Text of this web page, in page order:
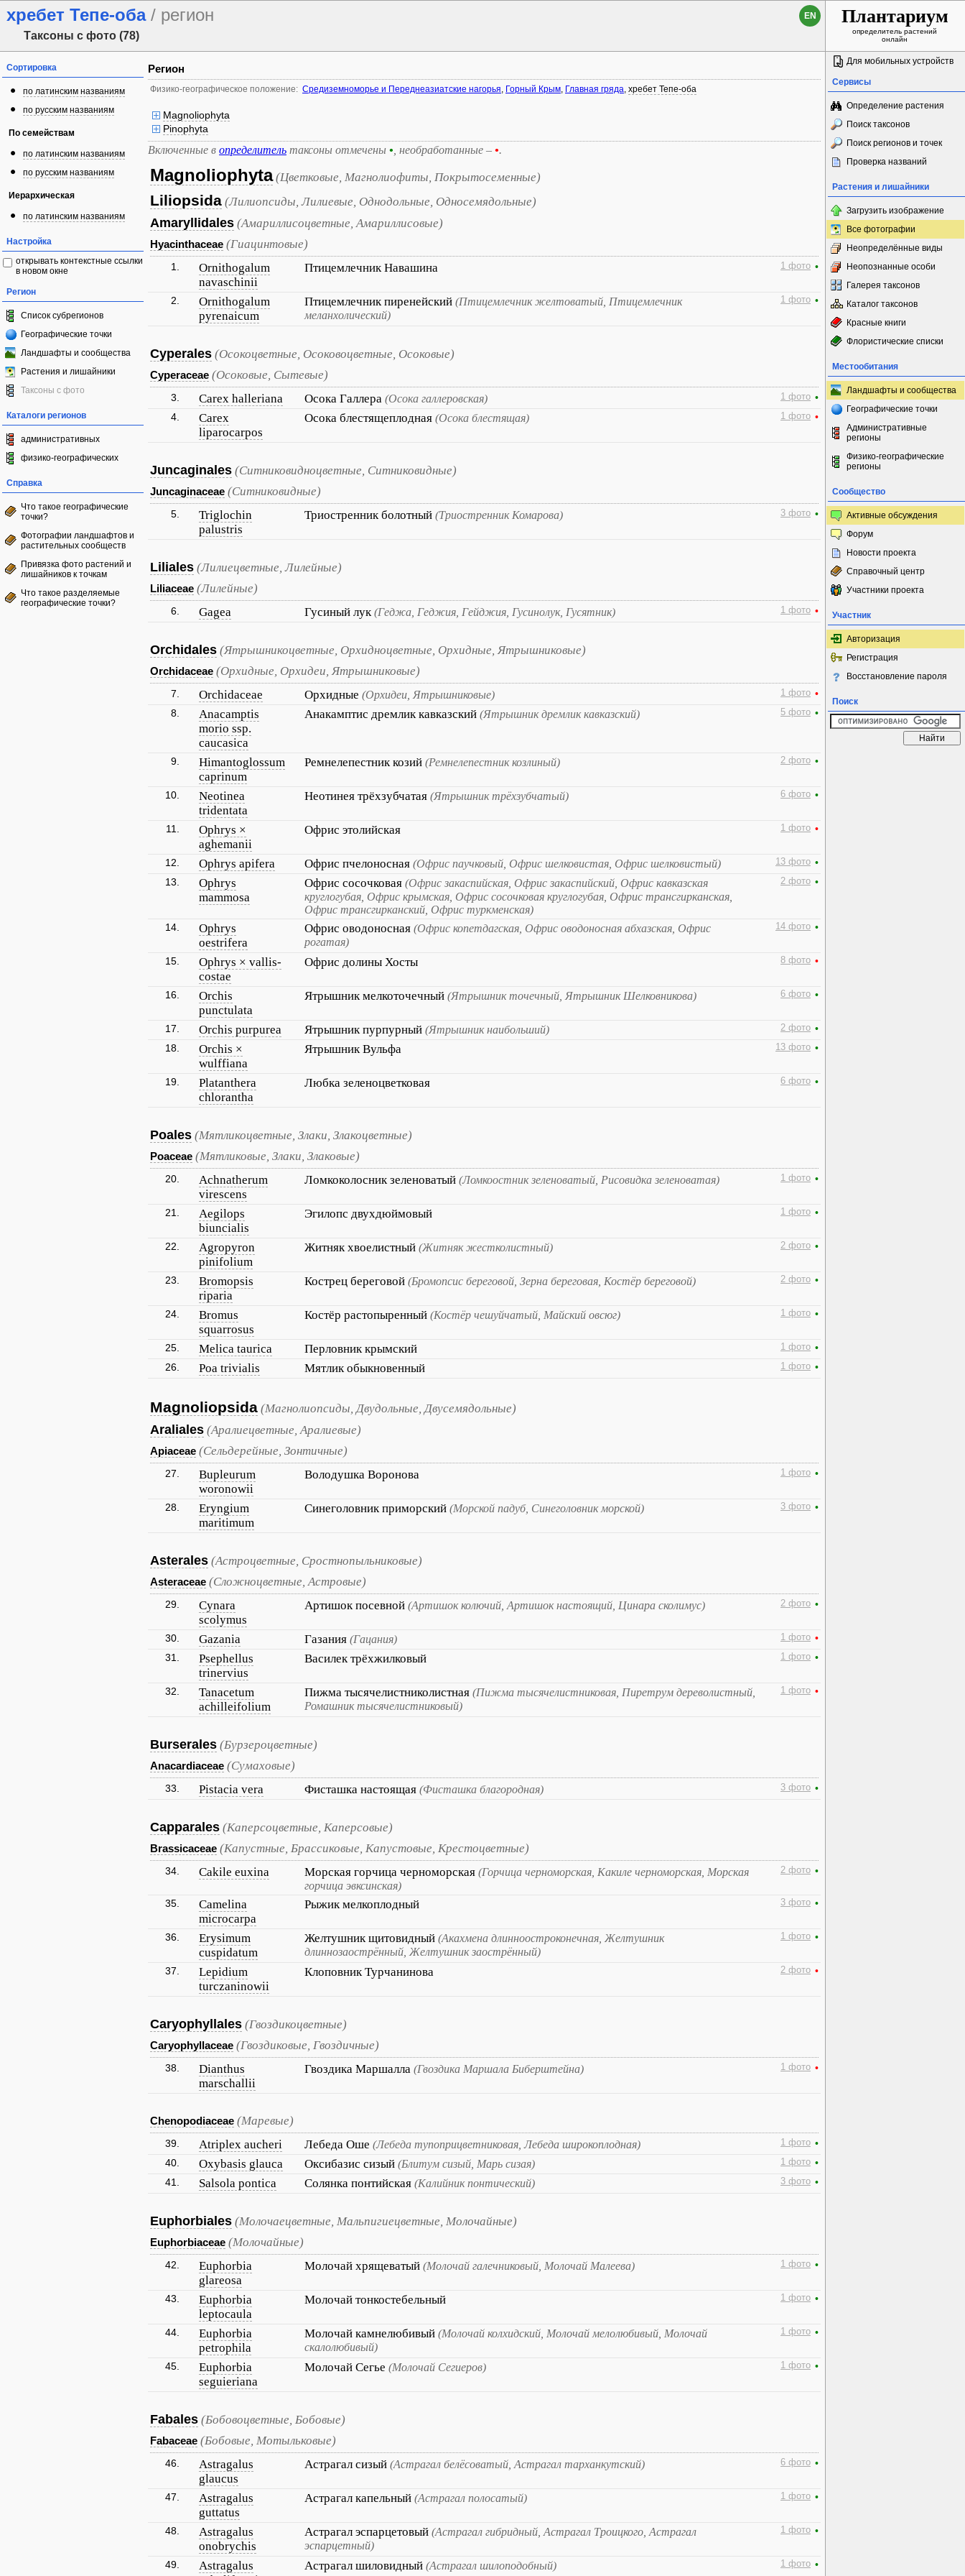
хребет Тепе-оба/ регион
Таксоны с фото (78)
EN Плантариум
определитель растений
онлайн
Сортировка
по латинским названиям
по русским названиям
По семействам
по латинским названиям
по русским названиям
Иерархическая
по латинским названиям
Настройка
открывать контекстные ссылки
в новом окне
Регион
Список субрегионов
Географические точки
Ландшафты и сообщества
Растения и лишайники
Таксоны с фото
Каталоги регионов
административных
физико-географических
Справка
Что такое географические
точки?
Фотографии ландшафтов и
растительных сообществ
Привязка фото растений и
лишайников к точкам
Что такое разделяемые
географические точки?
Регион
Физико-географическое положение: Средиземноморье и Переднеазиатские нагорья, Горный Крым, Главная гряда, хребет Тепе-оба
Magnoliophyta
Pinophyta
Включенные в определитель таксоны отмечены • , необработанные – •.
Magnoliophyta (Цветковые, Магнолиофиты, Покрытосеменные)
Liliopsida (Лилиопсиды, Лилиевые, Однодольные, Односемядольные)
Amaryllidales (Амариллисоцветные, Амариллисовые)
Hyacinthaceae (Гиацинтовые)
1.
Ornithogalum
navaschinii
Птицемлечник Навашина 1 фото •
2.
Ornithogalum
pyrenaicum
Птицемлечник пиренейский (Птицемлечник желтоватый, Птицемлечник
меланхолический)
1 фото •
Cyperales (Осокоцветные, Осоковоцветные, Осоковые)
Cyperaceae (Осоковые, Сытевые)
3. Carex halleriana Осока Галлера (Осока галлеровская) 1 фото •
4.
Carex
liparocarpos
Осока блестящеплодная (Осока блестящая) 1 фото •
Juncaginales (Ситниковидноцветные, Ситниковидные)
Juncaginaceae (Ситниковидные)
5.
Triglochin
palustris
Триостренник болотный (Триостренник Комарова) 3 фото •
Liliales (Лилиецветные, Лилейные)
Liliaceae (Лилейные)
6. Gagea Гусиный лук(Геджа, Геджия, Гейджия, Гусинолук, Гусятник) 1 фото •
Orchidales (Ятрышникоцветные, Орхидноцветные, Орхидные, Ятрышниковые)
Orchidaceae (Орхидные, Орхидеи, Ятрышниковые)
7. Orchidaceae Орхидные (Орхидеи, Ятрышниковые) 1 фото •
8.
Anacamptis
morio ssp.
caucasica
Анакамптис дремлик кавказский (Ятрышник дремлик кавказский) 5 фото •
9.
Himantoglossum
caprinum
Ремнелепестник козий (Ремнелепестник козлиный) 2 фото •
10.
Neotinea
tridentata
Неотинея трёхзубчатая (Ятрышник трёхзубчатый) 6 фото •
11.
Ophrys ×
aghemanii
Офрис этолийская 1 фото •
12. Ophrys apifera Офрис пчелоносная (Офрис паучковый, Офрис шелковистая, Офрис шелковистый) 13 фото •
13.
Ophrys
mammosa
Офрис сосочковая (Офрис закаспийская, Офрис закаспийский, Офрис кавказская
круглогубая, Офрис крымская, Офрис сосочковая круглогубая, Офрис трансгирканская,
Офрис трансгирканский, Офрис туркменская)
2 фото •
14.
Ophrys
oestrifera
Офрис оводоносная (Офрис копетдагская, Офрис оводоносная абхазская, Офрис
рогатая)
14 фото •
15.
Ophrys × vallis-
costae
Офрис долины Хосты 8 фото •
16.
Orchis
punctulata
Ятрышник мелкоточечный (Ятрышник точечный, Ятрышник Шелковникова) 6 фото •
17. Orchis purpurea Ятрышник пурпурный (Ятрышник наибольший) 2 фото •
18.
Orchis ×
wulffiana
Ятрышник Вульфа 13 фото •
19.
Platanthera
chlorantha
Любка зеленоцветковая 6 фото •
Poales (Мятликоцветные, Злаки, Злакоцветные)
Poaceae (Мятликовые, Злаки, Злаковые)
20.
Achnatherum
virescens
Ломкоколосник зеленоватый (Ломкоостник зеленоватый, Рисовидка зеленоватая) 1 фото •
21.
Aegilops
biuncialis
Эгилопс двухдюймовый 1 фото •
22.
Agropyron
pinifolium
Житняк хвоелистный (Житняк жестколистный) 2 фото •
23.
Bromopsis
riparia
Кострец береговой (Бромопсис береговой, Зерна береговая, Костёр береговой) 2 фото •
24.
Bromus
squarrosus
Костёр растопыренный (Костёр чешуйчатый, Майский овсюг) 1 фото •
25. Melica taurica Перловник крымский 1 фото •
26.
Poa trivialis Мятлик обыкновенный 1 фото •
Magnoliopsida (Магнолиопсиды, Двудольные, Двусемядольные)
Araliales (Аралиецветные, Аралиевые)
Apiaceae (Сельдерейные, Зонтичные)
27.
Bupleurum
woronowii
Володушка Воронова 1 фото •
28.
Eryngium
maritimum
Синеголовник приморский (Морской падуб, Синеголовник морской) 3 фото •
Asterales (Астроцветные, Сростнопыльниковые)
Asteraceae (Сложноцветные, Астровые)
29.
Cynara
scolymus
Артишок посевной (Артишок колючий, Артишок настоящий, Цинара сколимус) 2 фото •
30. Gazania Газания (Гацания) 1 фото •
31.
Psephellus
trinervius
Василек трёхжилковый 1 фото •
32.
Tanacetum
achilleifolium
Пижма тысячелистниколистная (Пижма тысячелистниковая, Пиретрум дереволистный,
Ромашник тысячелистниковый)
1 фото •
Burserales (Бурзероцветные)
Anacardiaceae (Сумаховые)
33. Pistacia vera Фисташка настоящая (Фисташка благородная) 3 фото •
Capparales (Каперсоцветные, Каперсовые)
Brassicaceae (Капустные, Брассиковые, Капустовые, Крестоцветные)
34. Cakile euxina Морская горчица черноморская (Горчица черноморская, Какиле черноморская, Морская
горчица эвксинская)
2 фото •
35.
Camelina
microcarpa
Рыжик мелкоплодный 3 фото •
36.
Erysimum
cuspidatum
Желтушник щитовидный (Акахмена длинноостроконечная, Желтушник
длиннозаострённый, Желтушник заострённый)
1 фото •
37.
Lepidium
turczaninowii
Клоповник Турчанинова 2 фото •
Caryophyllales (Гвоздикоцветные)
Caryophyllaceae (Гвоздиковые, Гвоздичные)
38.
Dianthus
marschallii
Гвоздика Маршалла (Гвоздика Маршала Биберштейна) 1 фото •
Chenopodiaceae (Маревые)
39. Atriplex aucheri Лебеда Оше (Лебеда тупоприцветниковая, Лебеда широкоплодная) 1 фото •
40.
Oxybasis glauca Оксибазис сизый (Блитум сизый, Марь сизая) 1 фото •
41.
Salsola pontica Солянка понтийская (Калийник понтический) 3 фото •
Euphorbiales (Молочаецветные, Мальпигиецветные, Молочайные)
Euphorbiaceae (Молочайные)
42.
Euphorbia
glareosa
Молочай хрящеватый (Молочай галечниковый, Молочай Малеева) 1 фото •
43.
Euphorbia
leptocaula
Молочай тонкостебельный 1 фото •
44.
Euphorbia
petrophila
Молочай камнелюбивый (Молочай колхидский, Молочай мелолюбивый, Молочай
скалолюбивый)
1 фото •
45.
Euphorbia
seguieriana
Молочай Сегье (Молочай Сегиеров) 1 фото •
Fabales (Бобовоцветные, Бобовые)
Fabaceae (Бобовые, Мотыльковые)
46.
Astragalus
glaucus
Астрагал сизый (Астрагал белёсоватый, Астрагал тарханкутский) 6 фото •
47.
Astragalus
guttatus
Астрагал капельный (Астрагал полосатый) 1 фото •
48.
Astragalus
onobrychis
Астрагал эспарцетовый (Астрагал гибридный, Астрагал Троицкого, Астрагал
эспарцетный)
1 фото •
49.
Astragalus
Астрагал шиловидный (Астрагал шилоподобный) 1 фото •
Для мобильных устройств
Сервисы
Определение растения
Поиск таксонов
Поиск регионов и точек
Проверка названий
Растения и лишайники
Загрузить изображение
Все фотографии
Неопределённые виды
Неопознанные особи
Галерея таксонов
Каталог таксонов
Красные книги
Флористические списки
Местообитания
Ландшафты и сообщества
Географические точки
Административные
регионы
Физико-географические
регионы
Сообщество
Активные обсуждения
Форум
Новости проекта
Справочный центр
Участники проекта
Участник
Авторизация
Регистрация
Восстановление пароля
Поиск